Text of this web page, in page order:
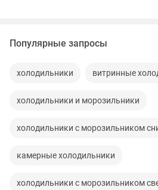
Популярные запросы
холодильники витринные
холодильники и морозильники
холодильники с морозильником
камерные холодильники
холодильники с морозильником